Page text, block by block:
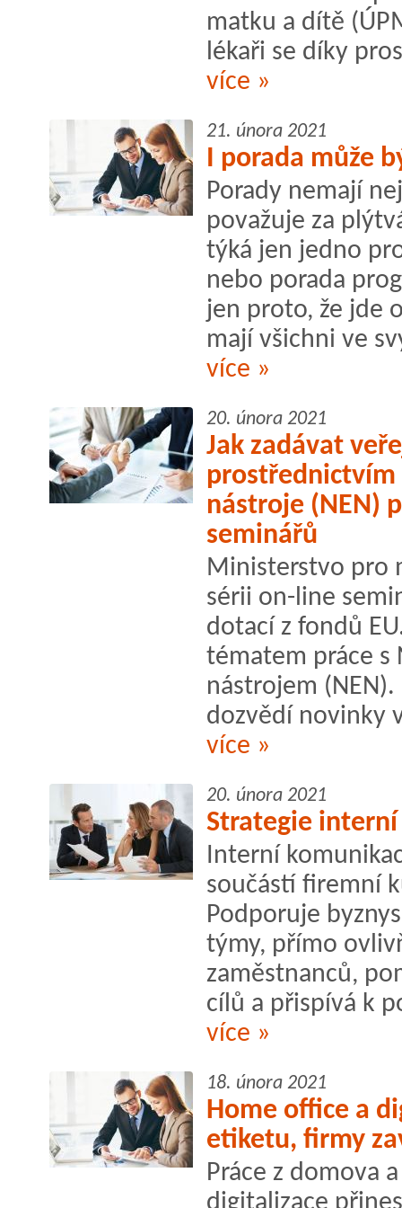
matku a dítě
lékaři se díky
více »
21. února 2021
I porada může
Porady nemají
považuje za
týká jen jedno
nebo porada
jen proto, že jde
mají všichni ve
více »
20. února 2021
Jak zadávat
nástroje (NEN)
seminářů
Ministerstvo pro
sérii on-line
dotací z fondů
tématem práce
nástrojem
dozvědí novinky
více »
20. února 2021
Strategie
Interní
součástí firemní
Podporuje
týmy, přímo
zaměstnanců,
cílů a přispívá k
více »
18. února 2021
Home office a
etiketu, firmy
Práce z domova
digitalizace